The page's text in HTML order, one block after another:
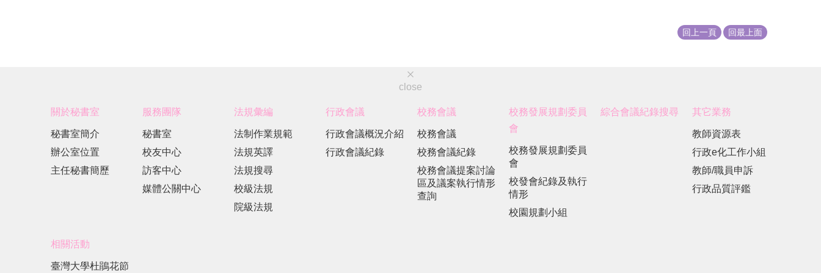
回上一頁 回最上面
close
關於秘書室
秘書室簡介
辦公室位置
主任秘書簡歷
服務團隊
秘書室
校友中心
訪客中心
媒體公關中心
法規彙編
法制作業規範
法規英譯
法規搜尋
校級法規
院級法規
行政會議
行政會議概況介紹
行政會議紀錄
校務會議
校務會議
校務會議紀錄
校務會議提案討論
區及議案執行情形
查詢
校務發展規劃委員
會
校務發展規劃委員
會
校發會紀錄及執行
情形
校園規劃小組
綜合會議紀錄搜尋 其它業務
教師資源表
行政e化工作小組
教師/職員申訴
行政品質評鑑
相關活動
臺灣大學杜鵑花節